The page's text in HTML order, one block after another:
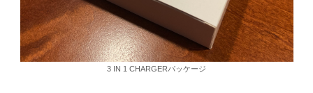
3 IN 1 CHARGERパッケージ